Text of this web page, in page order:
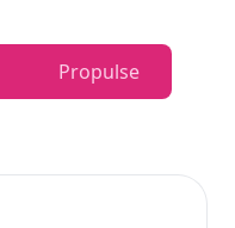
Propulse